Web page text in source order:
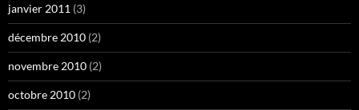
janvier 2011 (3)
décembre 2010 (2)
novembre 2010 (2)
octobre 2010 (2)